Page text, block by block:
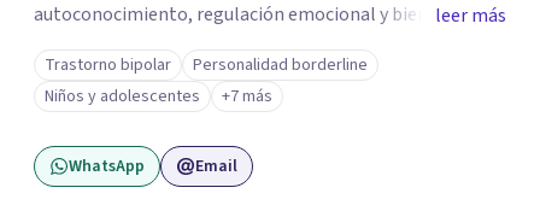
autoconocimiento, regulación emocional y bienestar.
Trabajo desde un enfoque integrativo que combina
psicoanálisis, terapia somática y de trauma, psicología
corporal, Mentalization Based Therapy (MBT),
hipnoterapia y respiración neurodinámica, integrando
actualmente la Psicología Analítica Junguiana. Mi
leer más
Trastorno bipolar
Personalidad borderline
Niños y adolescentes
+7 más
WhatsApp Email